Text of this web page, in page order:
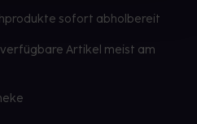
sofort abholbereit
Artikel meist am